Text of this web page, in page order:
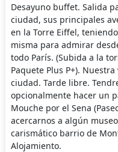
Desayuno buffet. Salida
ciudad, sus principales
en la Torre Eiffel,
misma para admirar
todo París. (Subida a la
Paquete Plus P+).
ciudad. Tarde libre.
opcionalmente hacer un
Mouche por el Sena
acercarnos a algún
carismático barrio de
Alojamiento.